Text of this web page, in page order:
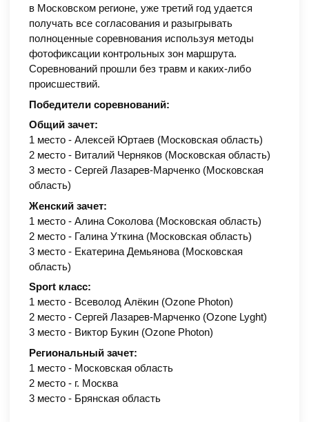
в Московском регионе, уже третий год удается
получать все согласования и разыгрывать
полноценные соревнования используя методы
фотофиксации контрольных зон маршрута.
Соревнований прошли без травм и каких-либо
происшествий.
Победители соревнований:
Общий зачет:
1 место - Алексей Юртаев (Московская область)
2 место - Виталий Черняков (Московская область)
3 место - Сергей Лазарев-Марченко (Московская
область)
Женский зачет:
1 место - Алина Соколова (Московская область)
2 место - Галина Уткина (Московская область)
3 место - Екатерина Демьянова (Московская
область)
Sport класс:
1 место - Всеволод Алёкин (Ozone Photon)
2 место - Сергей Лазарев-Марченко (Ozone Lyght)
3 место - Виктор Букин (Ozone Photon)
Региональный зачет:
1 место - Московская область
2 место - г. Москва
3 место - Брянская область